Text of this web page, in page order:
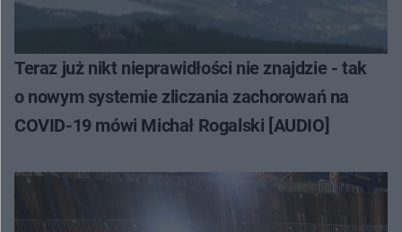
Teraz już nikt nieprawidłości nie znajdzie - tak
o nowym systemie zliczania zachorowań na
COVID-19 mówi Michał Rogalski [AUDIO]